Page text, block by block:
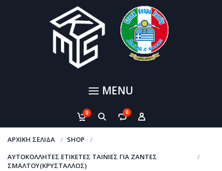
MENU
0 0
ΑΡΧΙΚΉ ΣΕΛΊΔΑ
SHOP
ΑΥΤΟΚΌΛΛΗΤΕΣ ΕΤΙΚΈΤΕΣ ΤΑΙΝΊΕΣ ΓΙΑ ΖΆΝΤΕΣ
ΣΜΆΛΤΟΥ(ΚΡΎΣΤΑΛΛΟΣ)